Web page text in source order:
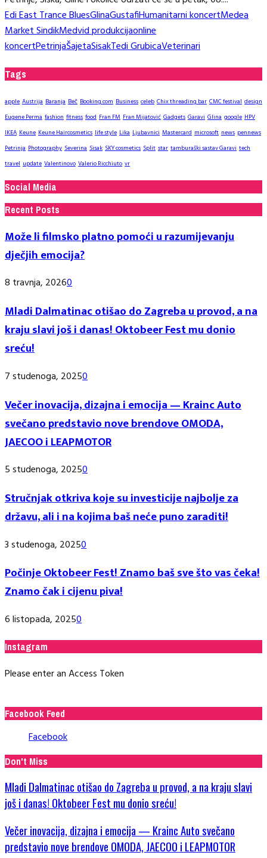
Edi East Trance BluesGlinaGustafiHumanitarni koncertMedea
Market SindikMedvid produkcijaonline
koncertPetrinjaŠajetaSisakTedi GrubicaVeterinari
Tags
apple Austrija Baranja Beč Booking.com Business celeb Chix threading bar CMC festival design
Eugene Perma fashion fitness food Fran FM Fran Mijatović Gadgets Garavi Glina google HPV
IKEA Keune Keune Haircosmetics life style Lika Ljubavnici Mastercard microsoft news pennews
Petrinja Photography Severina Sisak SKY cosmetics Split star tamburaški sastav Garavi tech
travel update Valentinovo Valerio Ricchiuto vr
Social Media
Recent Posts
Može li filmsko platno pomoći u razumijevanju
dječjih emocija?
8 travnja, 20260
Mladi Dalmatinac otišao do Zagreba u provod, a na
kraju slavi još i danas! Oktobeer Fest mu donio
sreću!
7 studenoga, 20250
Večer inovacija, dizajna i emocija — Krainc Auto
svečano predstavio nove brendove OMODA,
JAECOO i LEAPMOTOR
5 studenoga, 20250
Stručnjak otkriva koje su investicije najbolje za
državu, ali i na kojima baš neće puno zaraditi!
3 studenoga, 20250
Počinje Oktobeer Fest! Znamo baš sve što vas čeka!
Znamo čak i cijenu piva!
6 listopada, 20250
Instagram
Please enter an Access Token
Facebook Feed
Facebook
Don't Miss
Mladi Dalmatinac otišao do Zagreba u provod, a na kraju slavi
još i danas! Oktobeer Fest mu donio sreću!
Večer inovacija, dizajna i emocija — Krainc Auto svečano
predstavio nove brendove OMODA, JAECOO i LEAPMOTOR